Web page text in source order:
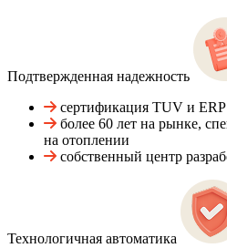
Подтвержденная надежность
сертификация TUV и ERP
более 60 лет на рынке,
на отоплении
собственный центр
Технологичная автоматика